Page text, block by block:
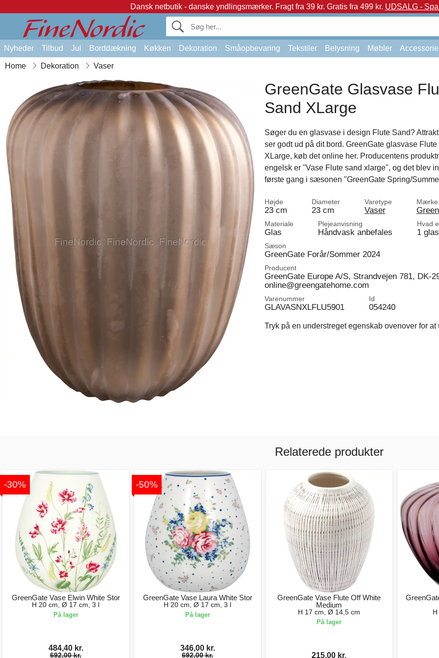
Dansk netbutik - danske yndlingsmærker. Fragt fra 39 kr. Gratis fra 499 kr. UDSALG -
Nyheder Tilbud Jul Borddækning Køkken Dekoration Småopbevaring Tekstiler Belysning Møbler
Home Dekoration Vaser
GreenGate Glasvase
Sand XLarge
Søger du en glasvase i design Flute Sand?
ser godt ud på dit bord. GreenGate glasvase Flute
XLarge, køb det online her. Producentens
engelsk er "Vase Flute sand xlarge", og det blev
første gang i sæsonen "GreenGate Spring/
Højde
23 cm
Diameter
23 cm
Varetype
Vaser
Mærke
Materiale
Glas
Plejeanvisning
Håndvask anbefales
Hvad
1
Sæson
GreenGate Forår/Sommer 2024
Producent
GreenGate Europe A/S, Strandvejen 781, DK-
online@greengatehome.com
Varenummer
GLAVASNXLFLU5901
Id
054240
Tryk på en understreget egenskab ovenover for at
Relaterede produkter
-30%
GreenGate Vase Elwin White Stor
H 20 cm, Ø 17 cm, 3 l
På lager
484,40 kr.
692,00 kr.
-50%
GreenGate Vase Laura White Stor
H 20 cm, Ø 17 cm, 3 l
På lager
346,00 kr.
692,00 kr.
GreenGate Vase Flute Off White
Medium
H 17 cm, Ø 14,5 cm
På lager
215,00 kr.